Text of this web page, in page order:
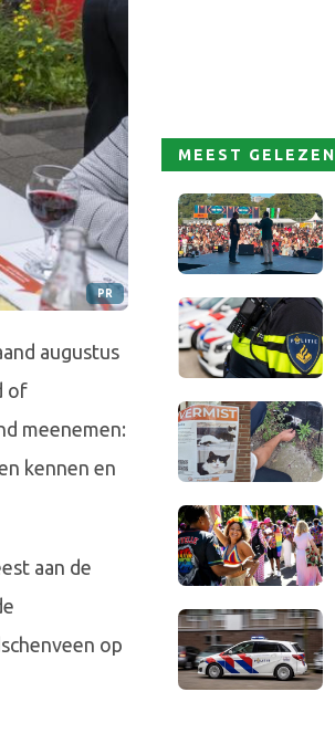
PR
augustus
of
meenemen:
kennen en
aan de
op
MEEST GELEZEN